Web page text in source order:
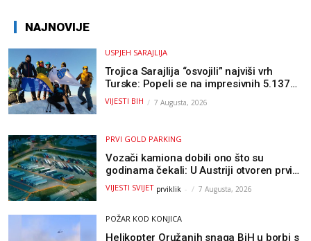
NAJNOVIJE
USPJEH SARAJLIJA
Trojica Sarajlija “osvojili” najviši vrh
Turske: Popeli se na impresivnih 5.137
metara
VIJESTI BIH 7 Augusta, 2026
PRVI GOLD PARKING
Vozači kamiona dobili ono što su
godinama čekali: U Austriji otvoren prvi
GOLD sigurni parking
VIJESTI SVIJET prviklik - 7 Augusta, 2026
POŽAR KOD KONJICA
Helikopter Oružanih snaga BiH u borbi s